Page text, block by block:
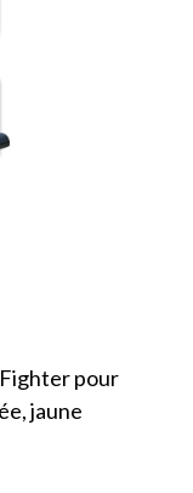
pour
jaune